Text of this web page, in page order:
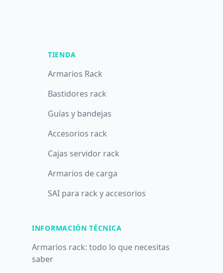
TIENDA
Armarios Rack
Bastidores rack
Guías y bandejas
Accesorios rack
Cajas servidor rack
Armarios de carga
SAI para rack y accesorios
INFORMACIÓN TÉCNICA
Armarios rack: todo lo que necesitas
saber